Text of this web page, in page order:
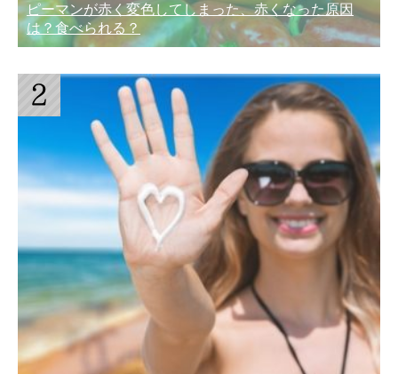
ピーマンが赤く変色してしまった、赤くなった原因
は？食べられる？